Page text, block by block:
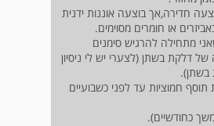
חדירה,אך בוצעה אוננות ידנית
או חומרים מסוימים.
מתחילה להרגיש סימנים
דלקת בשתן (לצערי יש לי ניסיון
בשתן).
תוסף חמוציות עד לפני כשבועיים
כחודשיים).